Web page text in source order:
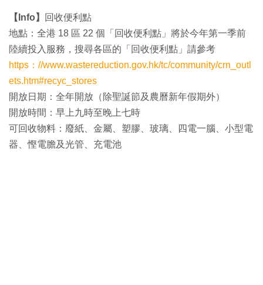
【Info】
回收便利點
地點：全港 18 區 22 個「回收便利點」將於今年第一季前
陸續投入服務，搜尋各區的「回收便利點」請參考
https：//www.wastereduction.gov.hk/tc/community/crn_outl
ets.htm#recyc_stores
開放日期：全年開放（除聖誕節及農曆新年假期外）
開放時間：早上九時至晚上七時
可回收物料：廢紙、金屬、塑膠、玻璃、四電一腦、小型電
器、慳電膽及光管、充電池